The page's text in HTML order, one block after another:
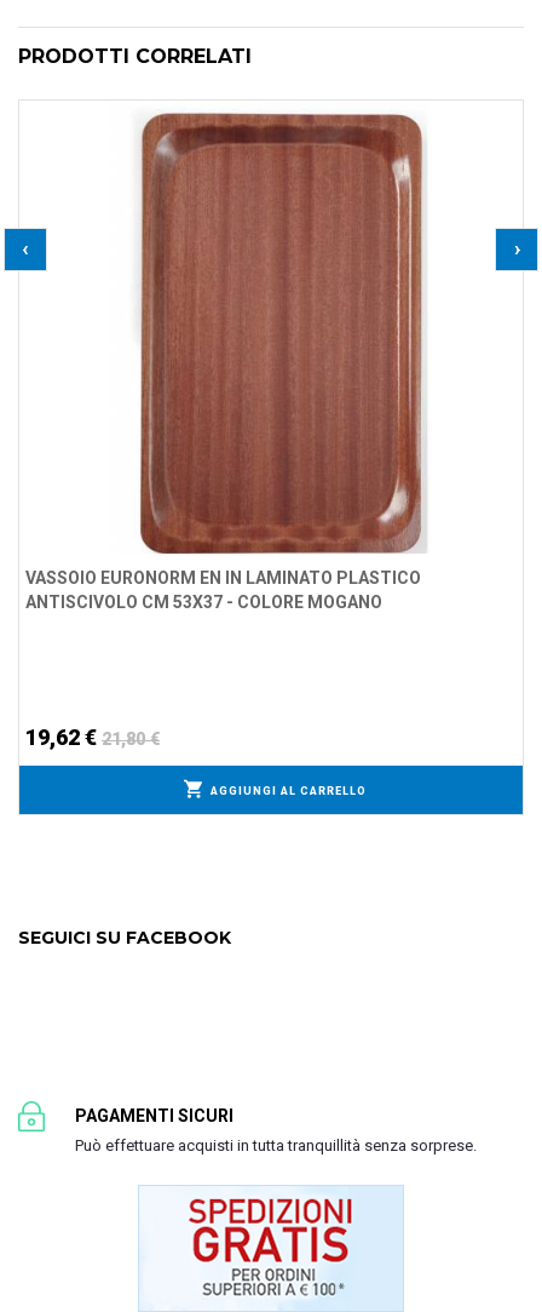
PRODOTTI CORRELATI
‹ ›
VASSOIO EURONORM EN IN LAMINATO PLASTICO
ANTISCIVOLO CM 53X37 - COLORE MOGANO
19,62 € 21,80 €
AGGIUNGI AL CARRELLO
SEGUICI SU FACEBOOK
PAGAMENTI SICURI
Può effettuare acquisti in tutta tranquillità senza sorprese.